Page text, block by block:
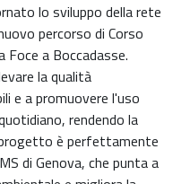
lo sviluppo della rete
percorso di Corso
Foce a Boccadasse.
la qualità
e a promuovere l'uso
rendendo la
è perfettamente
di Genova, che punta a